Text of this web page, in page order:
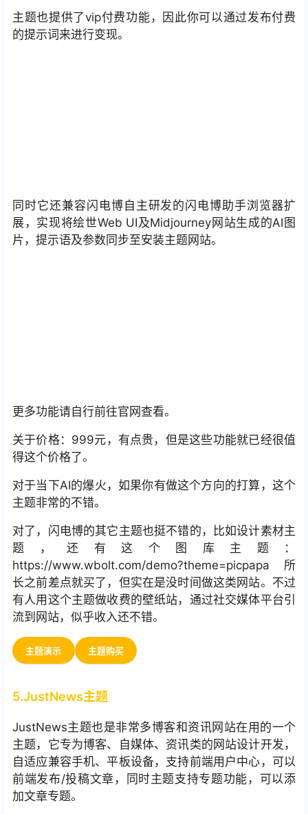
主题也提供了vip付费功能，因此你可以通过发布付费
的提示词来进行变现。
同时它还兼容闪电博自主研发的闪电博助手浏览器扩
展，实现将绘世Web UI及Midjourney网站生成的AI图
片，提示语及参数同步至安装主题网站。
更多功能请自行前往官网查看。
关于价格：999元，有点贵，但是这些功能就已经很值
得这个价格了。
对于当下AI的爆火，如果你有做这个方向的打算，这个
主题非常的不错。
对了，闪电博的其它主题也挺不错的，比如设计素材主
题，还有这个图库主题：
https://www.wbolt.com/demo?theme=picpapa 所
长之前差点就买了，但实在是没时间做这类网站。不过
有人用这个主题做收费的壁纸站，通过社交媒体平台引
流到网站，似乎收入还不错。
主题演示 主题购买
5.JustNews主题
JustNews主题也是非常多博客和资讯网站在用的一个
主题，它专为博客、自媒体、资讯类的网站设计开发，
自适应兼容手机、平板设备，支持前端用户中心，可以
前端发布/投稿文章，同时主题支持专题功能，可以添
加文章专题。